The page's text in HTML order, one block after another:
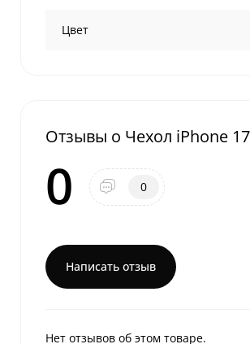
Цвет
Отзывы о Чехол iPhone
0 0
Написать отзыв
Нет отзывов об этом товаре.